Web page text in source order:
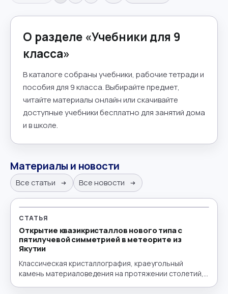
О разделе «Учебники для 9
класса»
В каталоге собраны учебники, рабочие тетради и
пособия для 9 класса. Выбирайте предмет,
читайте материалы онлайн или скачивайте
доступные учебники бесплатно для занятий дома
и в школе.
Материалы и новости
Все статьи Все новости
СТАТЬЯ
Открытие квазикристаллов нового типа с
пятилучевой симметрией в метеорите из
Якутии
Классическая кристаллография, краеугольный
камень материаловедения на протяжении столетий,